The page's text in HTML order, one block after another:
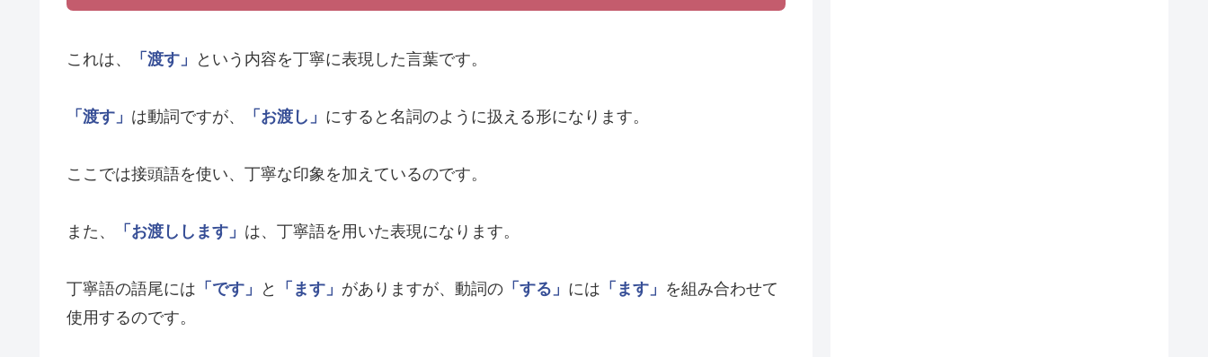
これは、 「渡す」 という内容を丁寧に表現した言葉です。
「渡す」 は動詞ですが、 「お渡し」 にすると名詞のように扱える形になります。
ここでは接頭語を使い、丁寧な印象を加えているのです。
また、 「お渡しします」 は、丁寧語を用いた表現になります。
丁寧語の語尾には 「です」 と 「ます」 がありますが、動詞の 「する」 には 「ます」 を組み合わせて
使用するのです。